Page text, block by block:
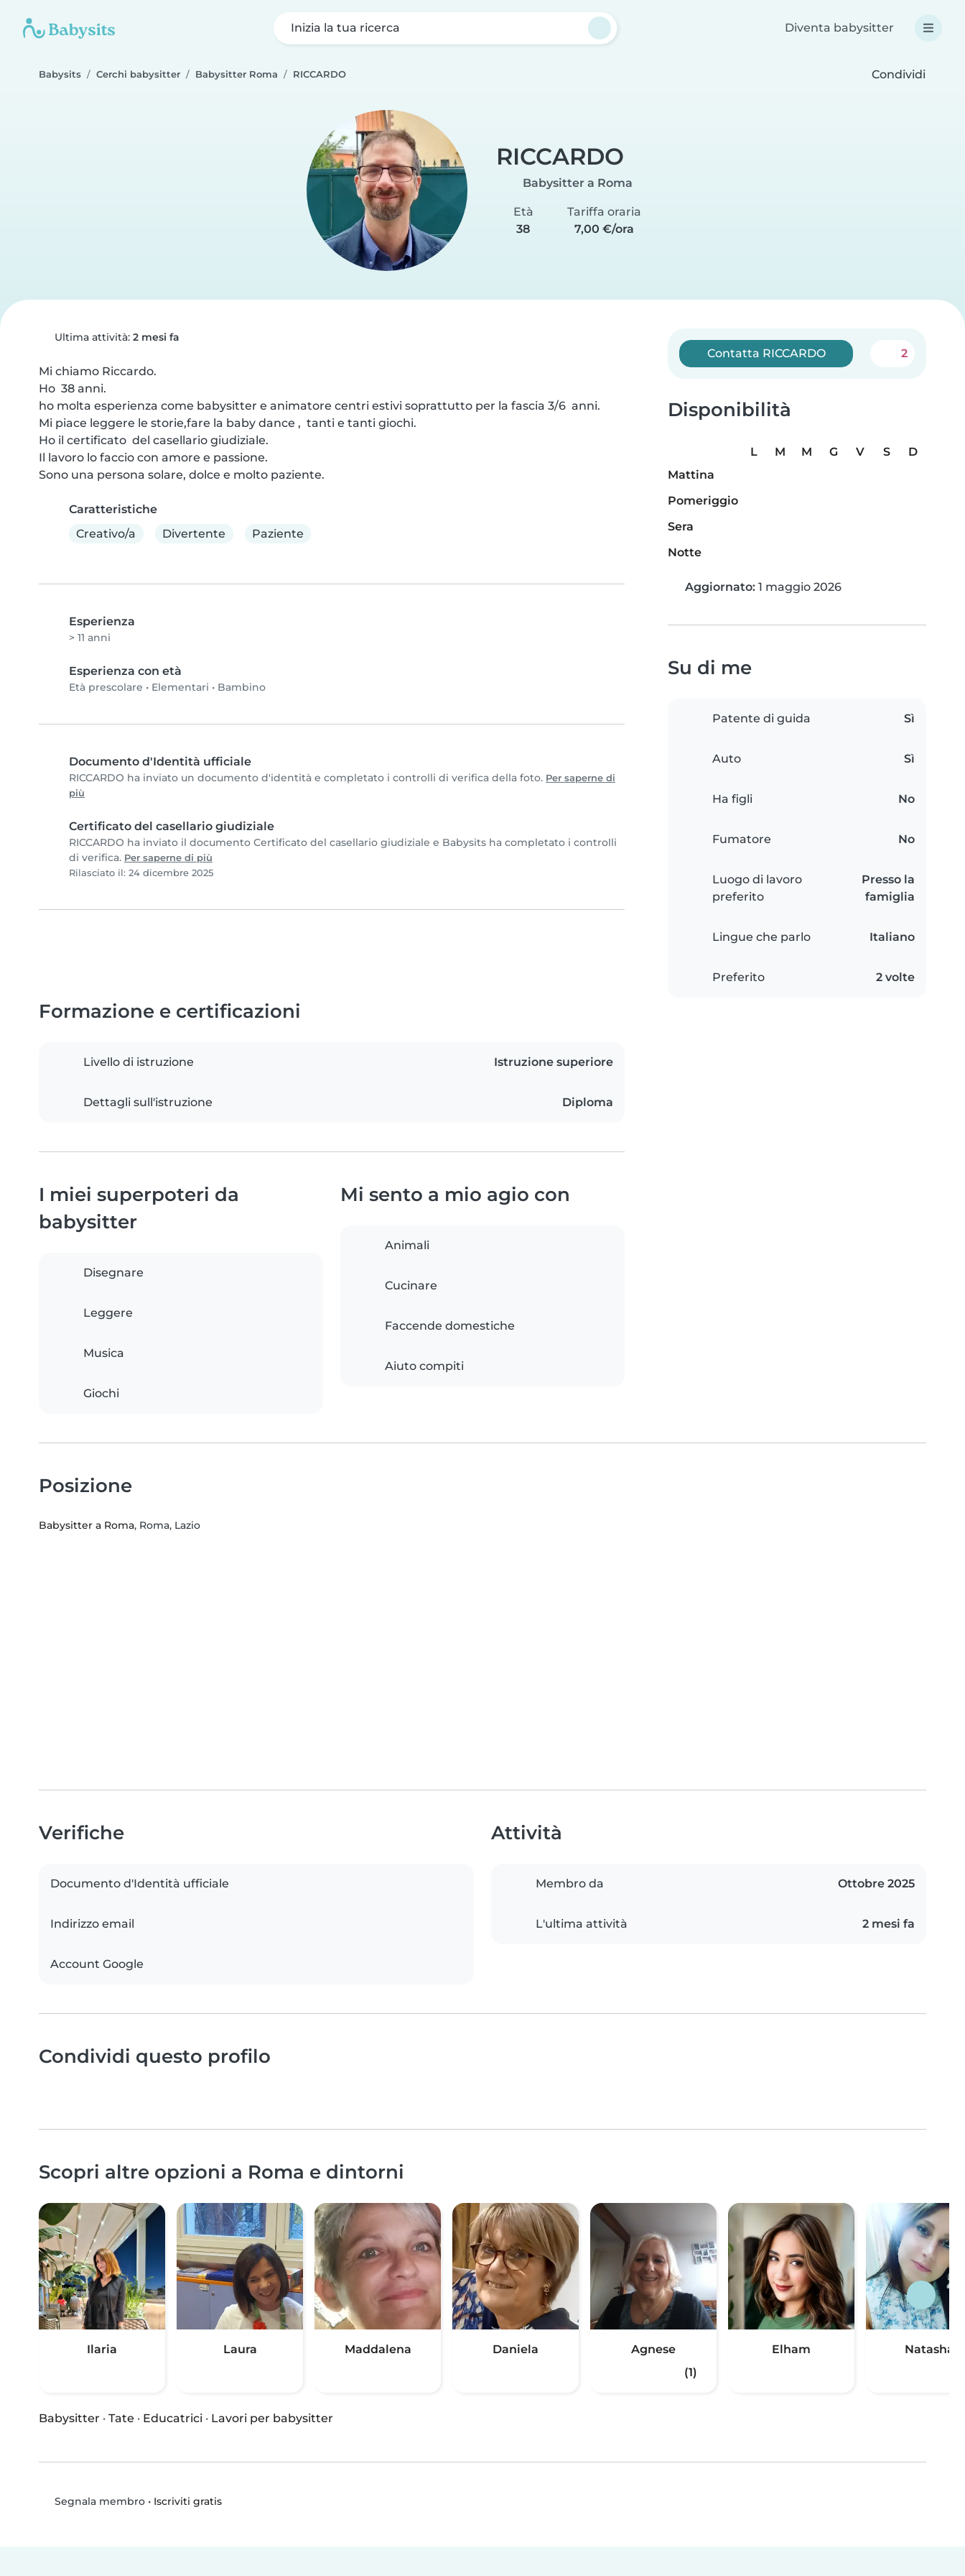
Inizia la tua ricerca Diventa babysitter
Babysits Cerchi babysitter Babysitter Roma RICCARDO Condividi
RICCARDO
Babysitter a Roma
Età
38
Tariffa oraria
7,00 €/ora
Ultima attività: 2 mesi fa
Mi chiamo Riccardo.
Ho  38 anni.
ho molta esperienza come babysitter e animatore centri estivi soprattutto per la fascia 3/6  anni.
Mi piace leggere le storie,fare la baby dance ,  tanti e tanti giochi.
Ho il certificato  del casellario giudiziale.
Il lavoro lo faccio con amore e passione.
Sono una persona solare, dolce e molto paziente.
Caratteristiche
Creativo/a
Divertente Paziente
Esperienza
> 11 anni
Esperienza con età
Età prescolare • Elementari • Bambino
Documento d'Identità ufficiale
RICCARDO ha inviato un documento d'identità e completato i controlli di verifica della foto. Per saperne di
più
Certificato del casellario giudiziale
RICCARDO ha inviato il documento Certificato del casellario giudiziale e Babysits ha completato i controlli
di verifica. Per saperne di più
Rilasciato il: 24 dicembre 2025
Contatta RICCARDO 2
Disponibilità
L M M G V S
D
Mattina
Pomeriggio
Sera
Notte
Aggiornato: 1 maggio 2026
Su di me
Patente di guida Sì
Auto Sì
Ha figli No
Fumatore No
Luogo di lavoro
preferito
Presso la
famiglia
Lingue che parlo Italiano
Preferito 2 volte
Formazione e certificazioni
Livello di istruzione Istruzione superiore
Dettagli sull'istruzione Diploma
I miei superpoteri da
babysitter
Disegnare
Leggere
Musica
Giochi
Mi sento a mio agio con
Animali
Cucinare
Faccende domestiche
Aiuto compiti
Posizione
Babysitter a Roma, Roma, Lazio
Verifiche
Documento d'Identità ufficiale
Indirizzo email
Account Google
Attività
Membro da Ottobre 2025
L'ultima attività 2 mesi fa
Condividi questo profilo
Scopri altre opzioni a Roma e dintorni
Ilaria Laura Maddalena Daniela
Agnese
(1)
Elham Natasha
Babysitter · Tate · Educatrici · Lavori per babysitter
Segnala membro• Iscriviti gratis